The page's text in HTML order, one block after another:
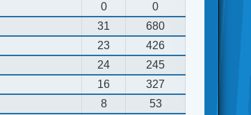
0
0
31
680
23
426
24
245
16
327
8
53